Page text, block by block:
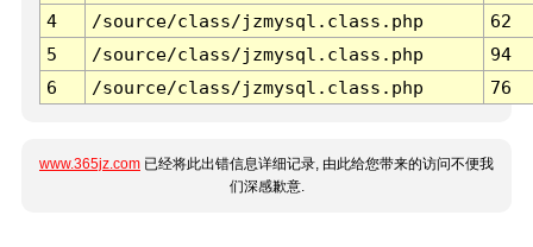
4
/source/class/jzmysql.class.php
62
5
/source/class/jzmysql.class.php
94
6
/source/class/jzmysql.class.php 76
www.365jz.com 已经将此出错信息详细记录, 由此给您带来的访问不便我
们深感歉意.